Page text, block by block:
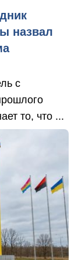
назвал
с
то, что ...